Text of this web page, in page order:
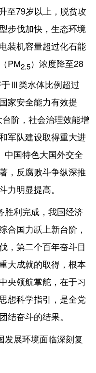
至79岁以上，脱贫攻
步伐加快，生态环境
装机容量超过化石能
PM2.5 ）浓度降至28
于Ⅲ类水体比例超过
家安全能力有效提
阶，社会治理效能增
军队建设取得重大进
中国特色大国外交全
，反腐败斗争纵深推
力明显提高。
利完成，我国经济
合国力跃上新台阶，
，第二个百年奋斗目
大成就的取得，根本
央领航掌舵，在于习
想科学指引，是全党
结奋斗的结果。
展环境面临深刻复